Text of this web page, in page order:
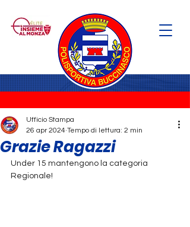
Grazie Ragazzi
Ufficio Stampa
26 apr 2024 Tempo di lettura: 2 min
Under 15 mantengono la categoria
Regionale!